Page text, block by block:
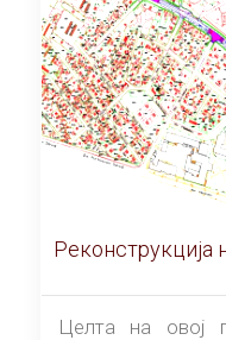
Реконструкција
Целта на овој